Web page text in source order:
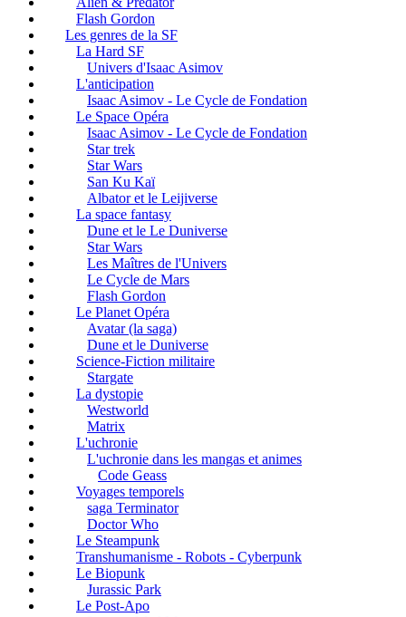
Flash Gordon
Les genres de la SF
La Hard SF
Univers d'Isaac Asimov
L'anticipation
Isaac Asimov - Le Cycle de Fondation
Le Space Opéra
Isaac Asimov - Le Cycle de Fondation
Star trek
Star Wars
San Ku Kaï
Albator et le Leijiverse
La space fantasy
Dune et le Le Duniverse
Star Wars
Les Maîtres de l'Univers
Le Cycle de Mars
Flash Gordon
Le Planet Opéra
Avatar (la saga)
Dune et le Duniverse
Science-Fiction militaire
Stargate
La dystopie
Westworld
Matrix
L'uchronie
L'uchronie dans les mangas et animes
Code Geass
Voyages temporels
saga Terminator
Doctor Who
Le Steampunk
Transhumanisme - Robots - Cyberpunk
Le Biopunk
Jurassic Park
Le Post-Apo